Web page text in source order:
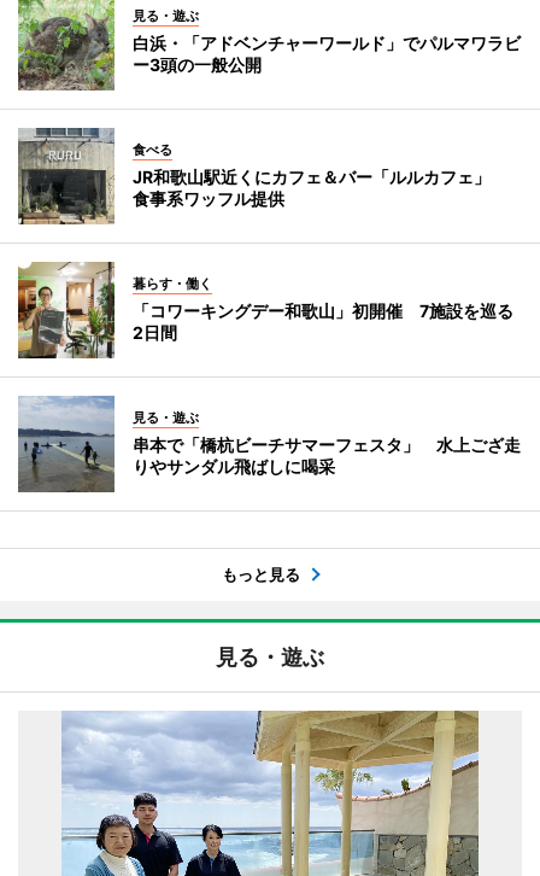
見る・遊ぶ
白浜・「アドベンチャーワールド」でパルマワラビ
ー3頭の一般公開
食べる
JR和歌山駅近くにカフェ＆バー「ルルカフェ」
食事系ワッフル提供
暮らす・働く
「コワーキングデー和歌山」初開催 7施設を巡る
2日間
見る・遊ぶ
串本で「橋杭ビーチサマーフェスタ」 水上ござ走
りやサンダル飛ばしに喝采
もっと見る
見る・遊ぶ